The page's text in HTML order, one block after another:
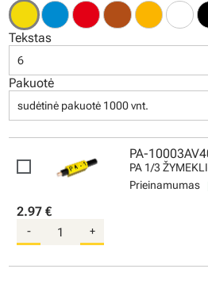
Tekstas
6
Pakuotė
sudėtinė pakuotė 1000 vnt.
PA-
PA 1/3
Prieinamumas
2.97 €
- +